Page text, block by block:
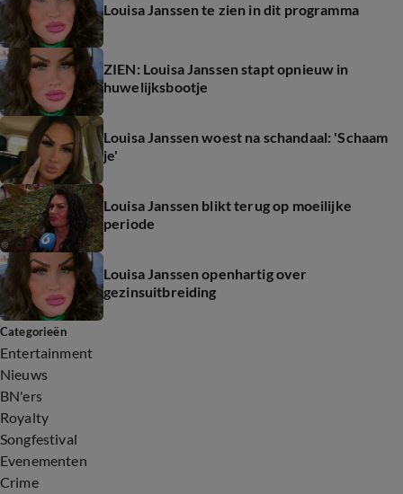
Louisa Janssen te zien in dit programma
ZIEN: Louisa Janssen stapt opnieuw in
huwelijksbootje
Louisa Janssen woest na schandaal: 'Schaam
je'
Louisa Janssen blikt terug op moeilijke
periode
Louisa Janssen openhartig over
gezinsuitbreiding
Categorieën
Entertainment
Nieuws
BN'ers
Royalty
Songfestival
Evenementen
Crime